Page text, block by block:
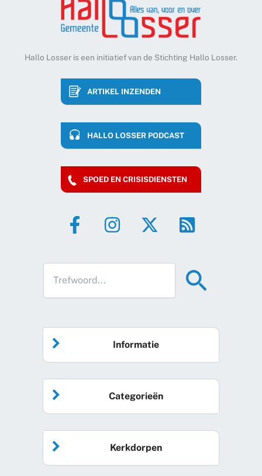
Hallo Losser is een initiatief van de Stichting Hallo Losser.
ARTIKEL INZENDEN
HALLO LOSSER PODCAST
SPOED EN CRISISDIENSTEN
Informatie
Home
Agenda
Categorieën
Algemeen nieuws
Kerkdorpen